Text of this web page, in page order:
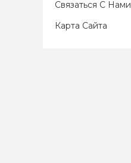
Связаться С Нами
Карта Сайта